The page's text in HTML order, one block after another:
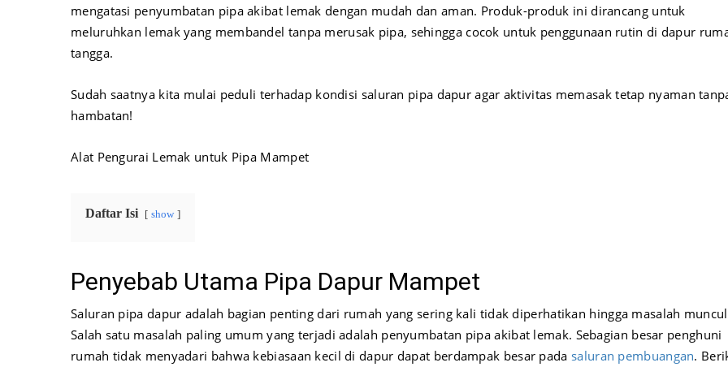
mengatasi penyumbatan pipa akibat lemak dengan mudah dan aman. Produk-produk ini dirancang untuk
meluruhkan lemak yang membandel tanpa merusak pipa, sehingga cocok untuk penggunaan rutin di dapur
tangga.
Sudah saatnya kita mulai peduli terhadap kondisi saluran pipa dapur agar aktivitas memasak tetap nyaman
hambatan!
Alat Pengurai Lemak untuk Pipa Mampet
Daftar Isi show
Penyebab Utama Pipa Dapur Mampet
Saluran pipa dapur adalah bagian penting dari rumah yang sering kali tidak diperhatikan hingga masalah
Salah satu masalah paling umum yang terjadi adalah penyumbatan pipa akibat lemak. Sebagian besar penghuni
rumah tidak menyadari bahwa kebiasaan kecil di dapur dapat berdampak besar pada saluran pembuangan.